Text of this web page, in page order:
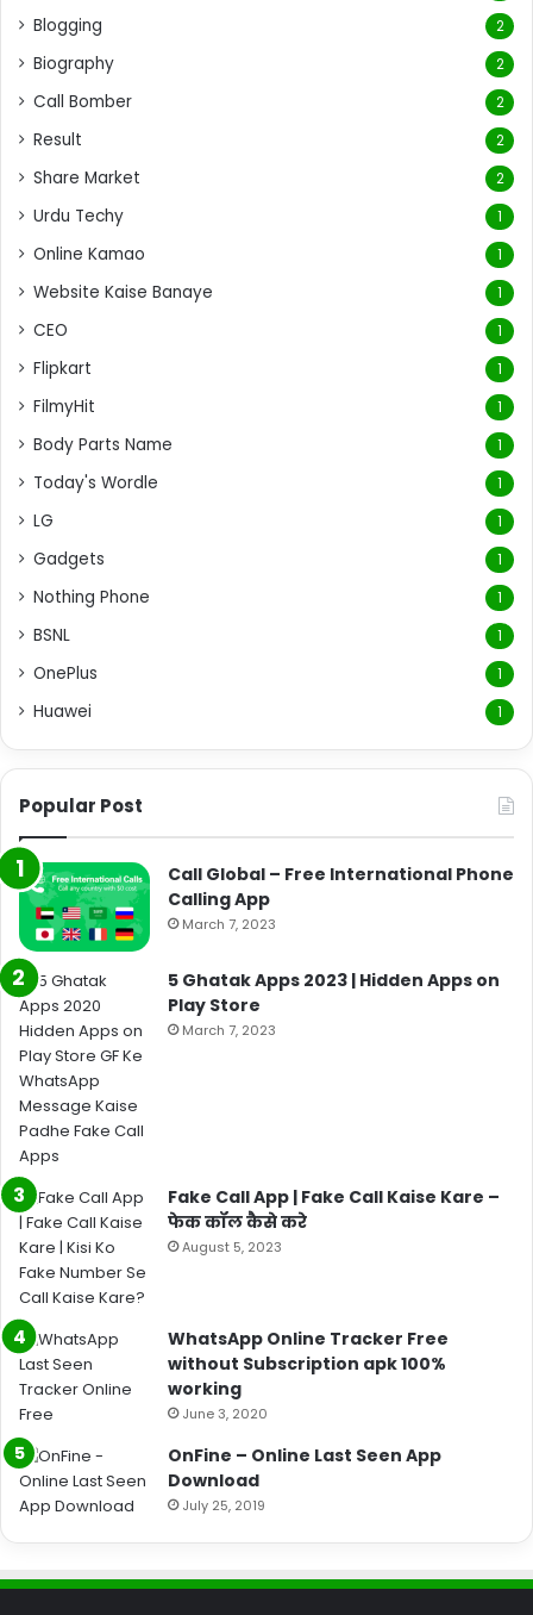
Blogging 2
Biography 2
Call Bomber 2
Result 2
Share Market 2
Urdu Techy 1
Online Kamao 1
Website Kaise Banaye 1
CEO 1
Flipkart 1
FilmyHit 1
Body Parts Name 1
Today's Wordle 1
LG 1
Gadgets 1
Nothing Phone 1
BSNL 1
OnePlus 1
Huawei 1
Popular Post
Call Global – Free International Phone
Calling App
March 7, 2023
5 Ghatak Apps 2023 | Hidden Apps on
Play Store
March 7, 2023
Fake Call App | Fake Call Kaise Kare –
फेक कॉल कैसे करे
August 5, 2023
WhatsApp Online Tracker Free
without Subscription apk 100%
working
June 3, 2020
OnFine – Online Last Seen App
Download
July 25, 2019